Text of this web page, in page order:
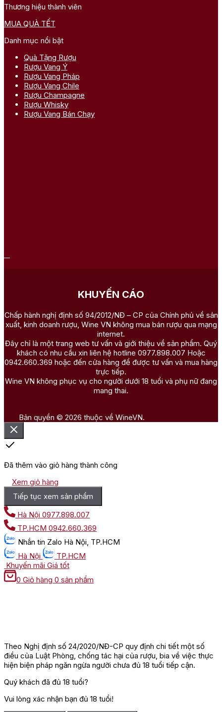
Thương hiệu thành viên
MUA QUÀ TẾT
Danh mục nổi bật
Quà Tặng Rượu
Rượu Vang Ý
Rượu Vang Pháp
Rượu Vang Chile
Rượu Champagne
Rượu Whisky
Rượu Vang Bán Chạy
KHUYẾN CÁO
Chấp hành nghị định số 94/2012/NĐ – CP của Chính phủ về sản
xuất, kinh doanh rượu, Wine VN không mua bán rượu qua mạng
internet.
Đây chỉ là một trang web tư vấn và giới thiệu về sản phẩm. Quý
khách có nhu cầu xin liên hệ hotline 0977.898.007 Hoặc
0942.660.369 hoặc đến cửa hàng để được tư vấn và mua hàng
trực tiếp.
Wine VN không phục vụ cho người dưới 18 tuổi và phụ nữ đang
mang thai.
Bản quyền © 2026 thuộc về WineVN.
Đã thêm vào giỏ hàng thành công
Xem giỏ hàng
Tiếp tục xem sản phẩm
Hà Nội 0977.898.007
TP.HCM 0942.660.369
Nhắn tin Zalo Hà Nội, TP.HCM
Hà Nội
TP.HCM
Khuyến mãi Giá tốt
0 Giỏ hàng 0 sản phẩm
Theo Nghị định số 24/2020/NĐ-CP quy định chi tiết một số
điều của Luật Phòng, chống tác hại của rượu, bia về việc thực
hiện biện pháp ngăn ngừa người chưa đủ 18 tuổi tiếp cận.
Quý khách đã đủ 18 tuổi?
Vui lòng xác nhận bạn đủ 18 tuổi!